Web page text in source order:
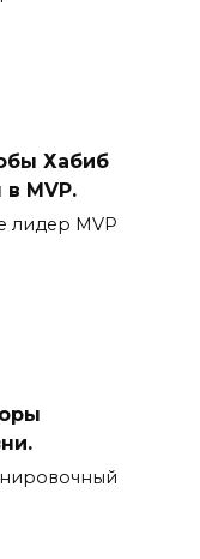
Хабиб
MVP.
лидер MVP